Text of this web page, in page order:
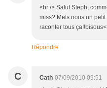
<br /> Salut Steph,
miss? Mets nous un
raconter tous
Répondre
C Cath 07/09/2010 09:51